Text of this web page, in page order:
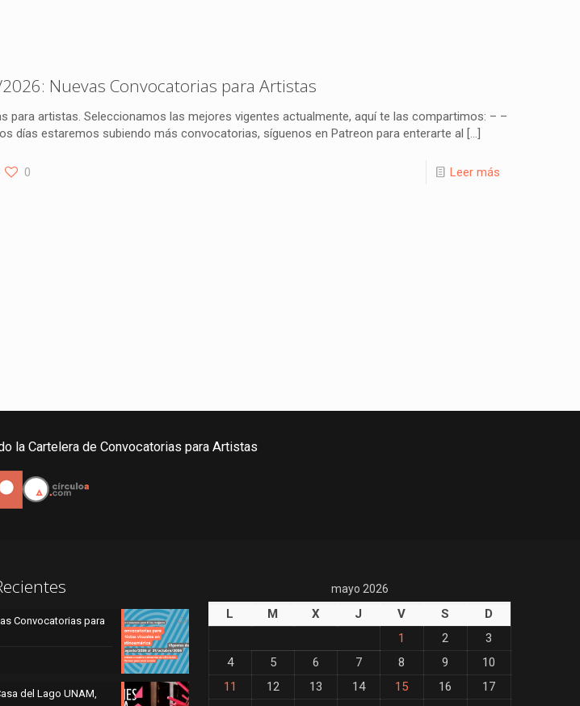
Nuevas Convocatorias para Artistas
para artistas. Seleccionamos las mejores vigentes actualmente, aquí te las compartimos: – –
días estaremos subiendo más convocatorias, síguenos en Patreon para enterarte al […]
0 Leer más
la Cartelera de Convocatorias para Artistas
Convocatorias para
del Lago UNAM,
mayo 2026
L M X J V S
D
1
2
3
4
5 6 7 8 9
10
11
12 13 14 15 16
17